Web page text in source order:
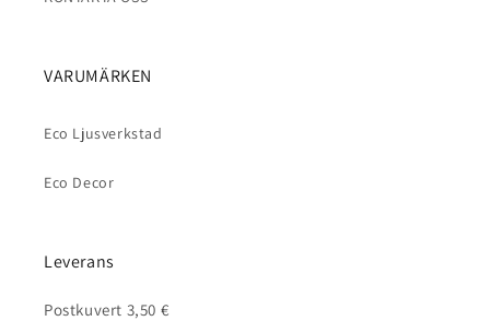
VARUMÄRKEN
Eco Ljusverkstad
Eco Decor
Leverans
Postkuvert 3,50 €